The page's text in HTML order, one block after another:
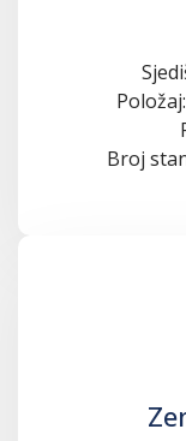
Broj